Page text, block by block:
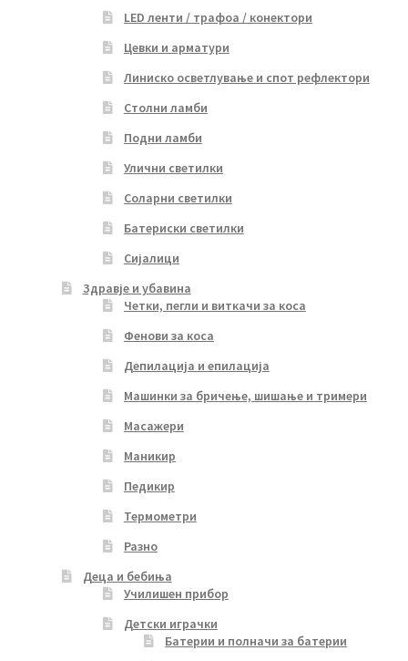
LED ленти / трафоа / конектори
Цевки и арматури
Линиско осветлување и спот рефлектори
Столни ламби
Подни ламби
Улични светилки
Соларни светилки
Батериски светилки
Сијалици
Здравје и убавина
Четки, пегли и виткачи за коса
Фенови за коса
Депилација и епилација
Машинки за бричење, шишање и тримери
Масажери
Маникир
Педикир
Термометри
Разно
Деца и бебиња
Училишен прибор
Детски играчки
Батерии и полначи за батерии